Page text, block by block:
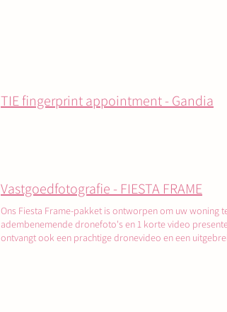
TIE fingerprint appointment - Gandia
Vastgoedfotografie - FIESTA FRAME
Ons Fiesta Frame-pakket is ontworpen om uw woning
adembenemende dronefoto's en 1 korte video
ontvangt ook een prachtige dronevideo en een